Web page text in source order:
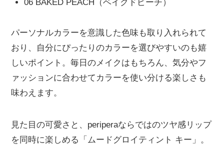
06 BAKED PEACH（ベイクドピーチ）
パーソナルカラーを意識した色味も取り入れられて
おり、自分にぴったりのカラーを選びやすいのも嬉
しいポイント。毎日のメイクはもちろん、気分やフ
ァッションに合わせてカラーを使い分ける楽しさも
味わえます。
見た目の可愛さと、periperaならではのツヤ感リップ
を同時に楽しめる「ムードグロイティント キー」。